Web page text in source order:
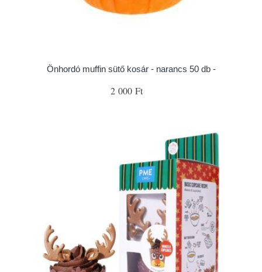
Önhordó muffin sütő kosár - narancs 50 db -
2 000 Ft